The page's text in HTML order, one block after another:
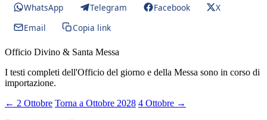
WhatsApp Telegram Facebook
X
Email
Copia link
Officio Divino & Santa Messa
I testi completi dell'Officio del giorno e della Messa sono in corso di
importazione.
← 2 Ottobre Torna a Ottobre 2028 4 Ottobre →